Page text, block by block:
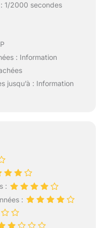
1/2000 secondes
: Information
jusqu’à : Information
:
: